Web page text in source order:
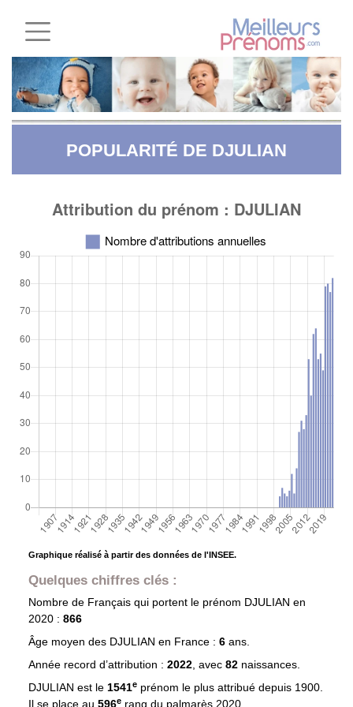
POPULARITÉ DE DJULIAN
Graphique réalisé à partir des données de l'INSEE.
Quelques chiffres clés :
Nombre de Français qui portent le prénom DJULIAN en
2020 : 866
Âge moyen des DJULIAN en France : 6 ans.
Année record d’attribution : 2022, avec 82 naissances.
DJULIAN est le 1541eprénom le plus attribué depuis 1900.
Il se place au 596e rang du palmarès 2020.